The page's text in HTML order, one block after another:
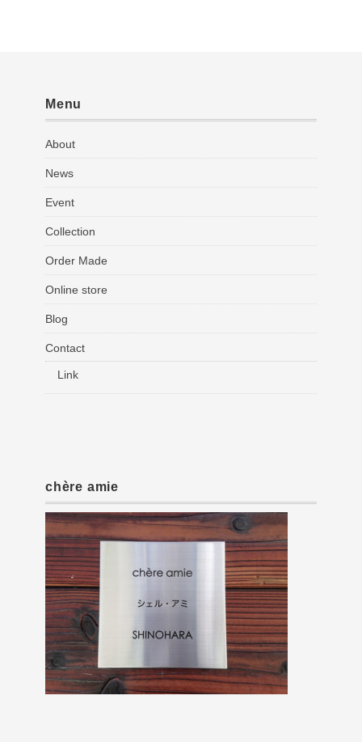
Menu
About
News
Event
Collection
Order Made
Online store
Blog
Contact
Link
chère amie